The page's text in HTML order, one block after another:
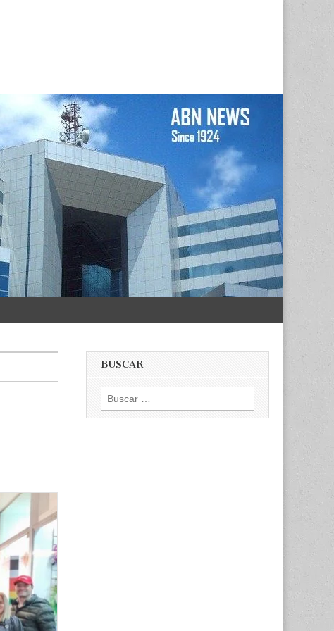
BUSCAR
Buscar: